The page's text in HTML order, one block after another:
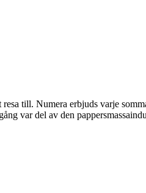
till. Numera erbjuds varje
var del av den